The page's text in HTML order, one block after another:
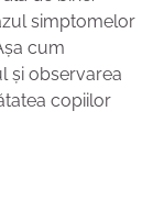
simptomelor
cum
și observarea
copiilor